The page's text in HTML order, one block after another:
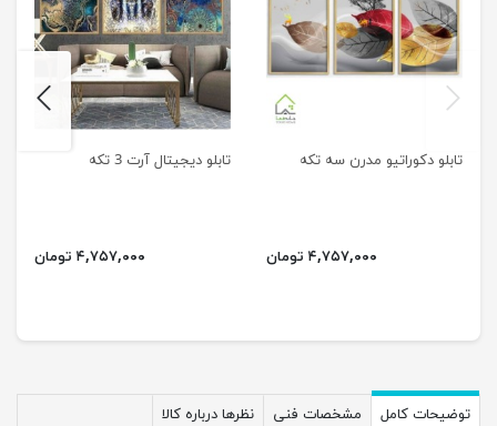
تابلو دکوراتیو مدرن سه تکه
۴,۷۵۷,۰۰۰ تومان
تابلو دیجیتال آرت 3 تکه
۴,۷۵۷,۰۰۰ تومان
previus
توضیحات کامل مشخصات فنی نظرها درباره کالا